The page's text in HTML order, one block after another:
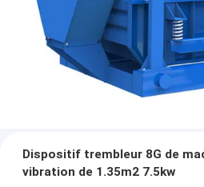
Dispositif trembleur 8G de
vibration de 1.35m2 7.5kw